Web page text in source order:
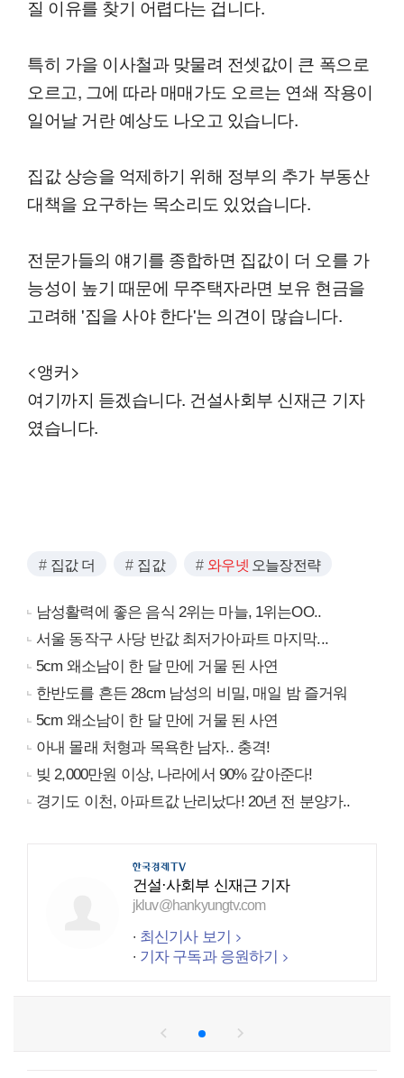
질 이유를 찾기 어렵다는 겁니다.
특히 가을 이사철과 맞물려 전셋값이 큰 폭으로
오르고, 그에 따라 매매가도 오르는 연쇄 작용이
일어날 거란 예상도 나오고 있습니다.
집값 상승을 억제하기 위해 정부의 추가 부동산
대책을 요구하는 목소리도 있었습니다.
전문가들의 얘기를 종합하면 집값이 더 오를 가
능성이 높기 때문에 무주택자라면 보유 현금을
고려해 '집을 사야 한다'는 의견이 많습니다.
<앵커>
여기까지 듣겠습니다. 건설사회부 신재근 기자
였습니다.
집값 더 집값 와우넷 오늘장전략
남성활력에 좋은 음식 2위는 마늘, 1위는OO..
서울 동작구 사당 반값 최저가아파트 마지막...
5cm 왜소남이 한 달 만에 거물 된 사연
한반도를 흔든 28cm 남성의 비밀, 매일 밤 즐거워
5cm 왜소남이 한 달 만에 거물 된 사연
아내 몰래 처형과 목욕한 남자.. 충격!
빚 2,000만원 이상, 나라에서 90% 갚아준다!
경기도 이천, 아파트값 난리났다! 20년 전 분양가..
건설·사회부 신재근 기자
jkluv@hankyungtv.com
최신기사 보기
기자 구독과 응원하기